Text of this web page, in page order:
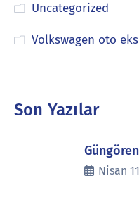
Uncategorized
Volkswagen oto
Son Yazılar
Nisan